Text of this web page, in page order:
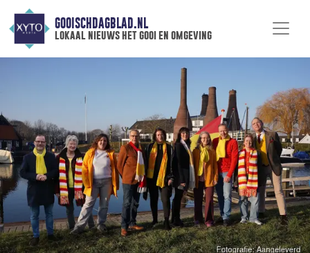
GOOISCHDAGBLAD.NL
lokaal nieuws het gooi en omgeving